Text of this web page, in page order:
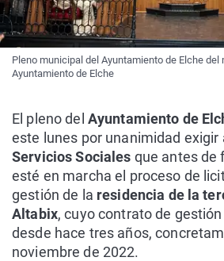
Pleno municipal del Ayuntamiento de Elche del
Ayuntamiento de Elche
El pleno del Ayuntamiento de
este lunes por unanimidad exigir
Servicios Sociales que antes de
esté en marcha el proceso de
gestión de la residencia de la
Altabix, cuyo contrato de
desde hace tres años,
noviembre de 2022.